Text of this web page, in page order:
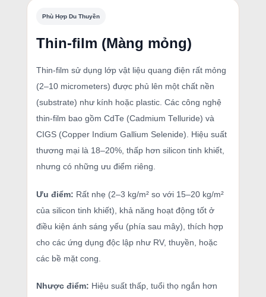
Phù Hợp Du Thuyền
Thin-film (Màng mỏng)
Thin-film sử dụng lớp vật liệu quang điện rất mỏng
(2–10 micrometers) được phủ lên một chất nền
(substrate) như kính hoặc plastic. Các công nghệ
thin-film bao gồm CdTe (Cadmium Telluride) và
CIGS (Copper Indium Gallium Selenide). Hiệu suất
thương mại là 18–20%, thấp hơn silicon tinh khiết,
nhưng có những ưu điểm riêng.
Ưu điểm: Rất nhẹ (2–3 kg/m² so với 15–20 kg/m²
của silicon tinh khiết), khả năng hoạt động tốt ở
điều kiện ánh sáng yếu (phía sau mây), thích hợp
cho các ứng dụng độc lập như RV, thuyền, hoặc
các bề mặt cong.
Nhược điểm: Hiệu suất thấp, tuổi thọ ngắn hơn